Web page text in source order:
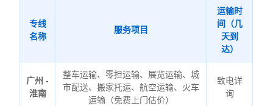
专线
名称
服务项目
运输时
间（几
天到
达）
广州 -
淮南
整车运输、零担运输、展览运输、城
市配送、搬家托运、航空运输、火车
运输（免费上门估价）
致电详
询